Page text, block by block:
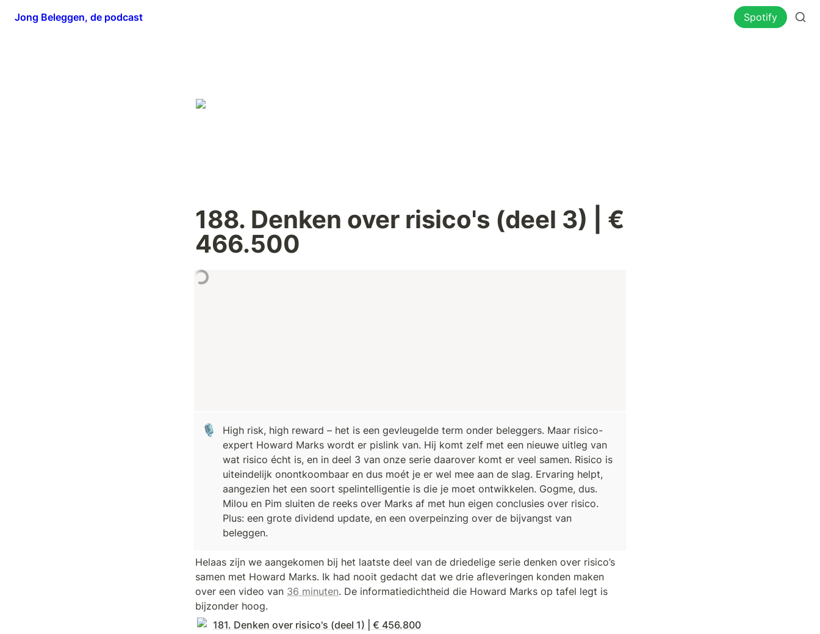
Jong Beleggen, de podcast Spotify
188. Denken over risico's (deel 3) | €
466.500
🎙️
High risk, high reward – het is een gevleugelde term onder beleggers. Maar risico-
expert Howard Marks wordt er pislink van. Hij komt zelf met een nieuwe uitleg van
wat risico écht is, en in deel 3 van onze serie daarover komt er veel samen. Risico is
uiteindelijk onontkoombaar en dus moét je er wel mee aan de slag. Ervaring helpt,
aangezien het een soort spelintelligentie is die je moet ontwikkelen. Gogme, dus.
Milou en Pim sluiten de reeks over Marks af met hun eigen conclusies over risico.
Plus: een grote dividend update, en een overpeinzing over de bijvangst van
beleggen.
Helaas zijn we aangekomen bij het laatste deel van de driedelige serie denken over risico’s
samen met Howard Marks. Ik had nooit gedacht dat we drie afleveringen konden maken
over een video van 36 minuten. De informatiedichtheid die Howard Marks op tafel legt is
bijzonder hoog.
181. Denken over risico's (deel 1) | € 456.800